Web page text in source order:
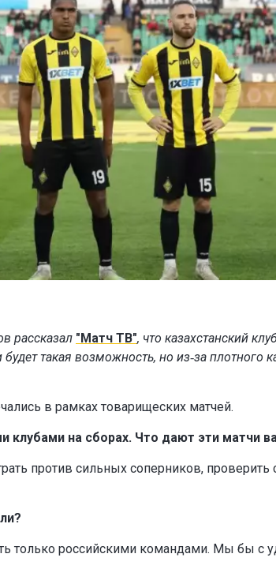
рассказал "Матч ТВ", что казахстанский
такая возможность, но из‑за плотного
в рамках товарищеских матчей.
клубами на сборах. Что дают эти матчи
против сильных соперников,
только российскими командами. Мы бы с